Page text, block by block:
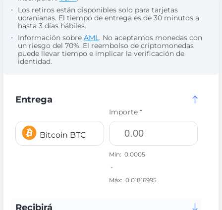
Los retiros están disponibles solo para tarjetas
ucranianas. El tiempo de entrega es de 30 minutos a
hasta 3 días hábiles.
Información sobre AML. No aceptamos monedas con
un riesgo del 70%. El reembolso de criptomonedas
puede llevar tiempo e implicar la verificación de
identidad.
Entrega
Bitcoin BTC
Importe *
Mín: 0.0005
-
Máx: 0.01816995
Recibirá